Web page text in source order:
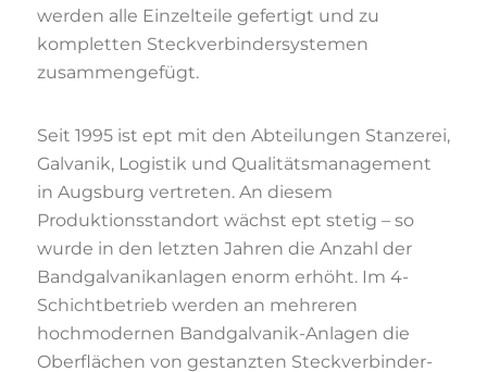
werden alle Einzelteile gefertigt und zu
kompletten Steckverbindersystemen
zusammengefügt.
Seit 1995 ist ept mit den Abteilungen Stanzerei,
Galvanik, Logistik und Qualitätsmanagement
in Augsburg vertreten. An diesem
Produktionsstandort wächst ept stetig – so
wurde in den letzten Jahren die Anzahl der
Bandgalvanikanlagen enorm erhöht. Im 4-
Schichtbetrieb werden an mehreren
hochmodernen Bandgalvanik-Anlagen die
Oberflächen von gestanzten Steckverbinder-